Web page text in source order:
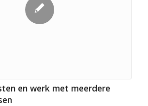
en werk met meerdere